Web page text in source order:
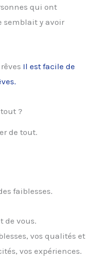
qui ont
semblait y avoir
Il est facile de
?
de tout.
faiblesses.
de vous.
vos qualités et
vos expériences.